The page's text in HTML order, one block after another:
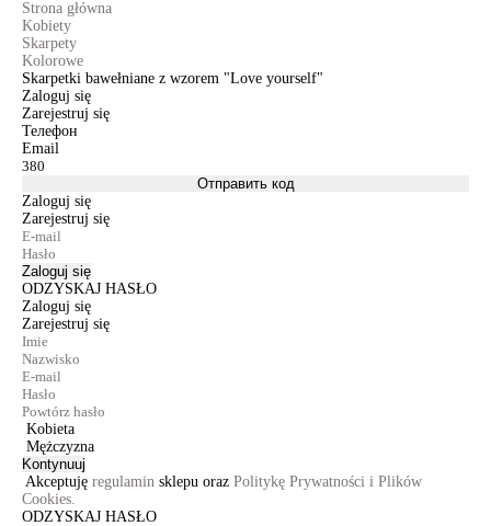
Strona główna
Kobiety
Skarpety
Kolorowe
Skarpetki bawełniane z wzorem "Love yourself"
Zaloguj się
Zarejestruj się
Телефон
Email
Отправить код
Zaloguj się
Zarejestruj się
Zaloguj się
ODZYSKAJ HASŁO
Zaloguj się
Zarejestruj się
Kobieta
Mężczyzna
Kontynuuj
Akceptuję regulamin sklepu oraz Politykę Prywatności i Plików
Cookies.
ODZYSKAJ HASŁO